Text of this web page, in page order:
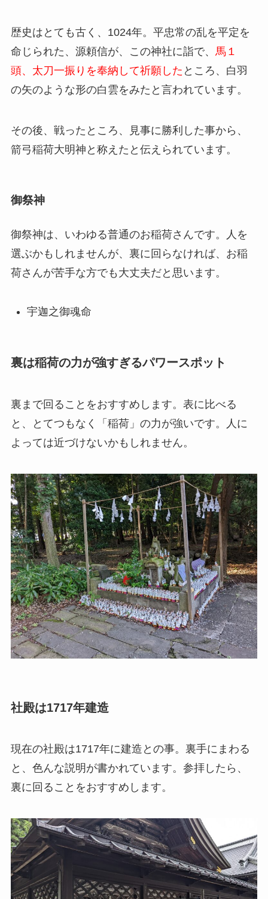
歴史はとても古く、1024年。平忠常の乱を平定を
命じられた、源頼信が、この神社に詣で、 馬１
頭、太刀一振りを奉納して祈願した ところ、白羽
の矢のような形の白雲をみたと言われています。
その後、戦ったところ、見事に勝利した事から、
箭弓稲荷大明神と称えたと伝えられています。
御祭神
御祭神は、いわゆる普通のお稲荷さんです。人を
選ぶかもしれませんが、裏に回らなければ、お稲
荷さんが苦手な方でも大丈夫だと思います。
宇迦之御魂命
裏は稲荷の力が強すぎるパワースポット
裏まで回ることをおすすめします。表に比べる
と、とてつもなく「稲荷」の力が強いです。人に
よっては近づけないかもしれません。
社殿は1717年建造
現在の社殿は1717年に建造との事。裏手にまわる
と、色んな説明が書かれています。参拝したら、
裏に回ることをおすすめします。